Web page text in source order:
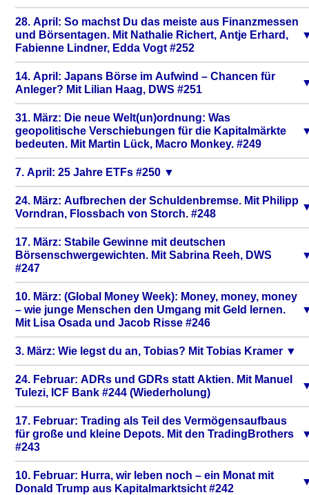
28. April: So machst Du das meiste aus Finanzmessen
und Börsentagen. Mit Nathalie Richert, Antje Erhard,
Fabienne Lindner, Edda Vogt #252
14. April: Japans Börse im Aufwind – Chancen für
Anleger? Mit Lilian Haag, DWS #251
31. März: Die neue Welt(un)ordnung: Was
geopolitische Verschiebungen für die Kapitalmärkte
bedeuten. Mit Martin Lück, Macro Monkey. #249
7. April: 25 Jahre ETFs #250
24. März: Aufbrechen der Schuldenbremse. Mit Philipp
Vorndran, Flossbach von Storch. #248
17. März: Stabile Gewinne mit deutschen
Börsenschwergewichten. Mit Sabrina Reeh, DWS
#247
10. März: (Global Money Week): Money, money, money
– wie junge Menschen den Umgang mit Geld lernen.
Mit Lisa Osada und Jacob Risse #246
3. März: Wie legst du an, Tobias? Mit Tobias Kramer
24. Februar: ADRs und GDRs statt Aktien. Mit Manuel
Tulezi, ICF Bank #244 (Wiederholung)
17. Februar: Trading als Teil des Vermögensaufbaus
für große und kleine Depots. Mit den TradingBrothers
#243
10. Februar: Hurra, wir leben noch – ein Monat mit
Donald Trump aus Kapitalmarktsicht #242